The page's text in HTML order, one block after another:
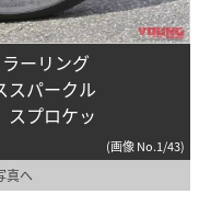
ーリング
スパークル
スプロケッ
(画像 No.1/43)
真へ